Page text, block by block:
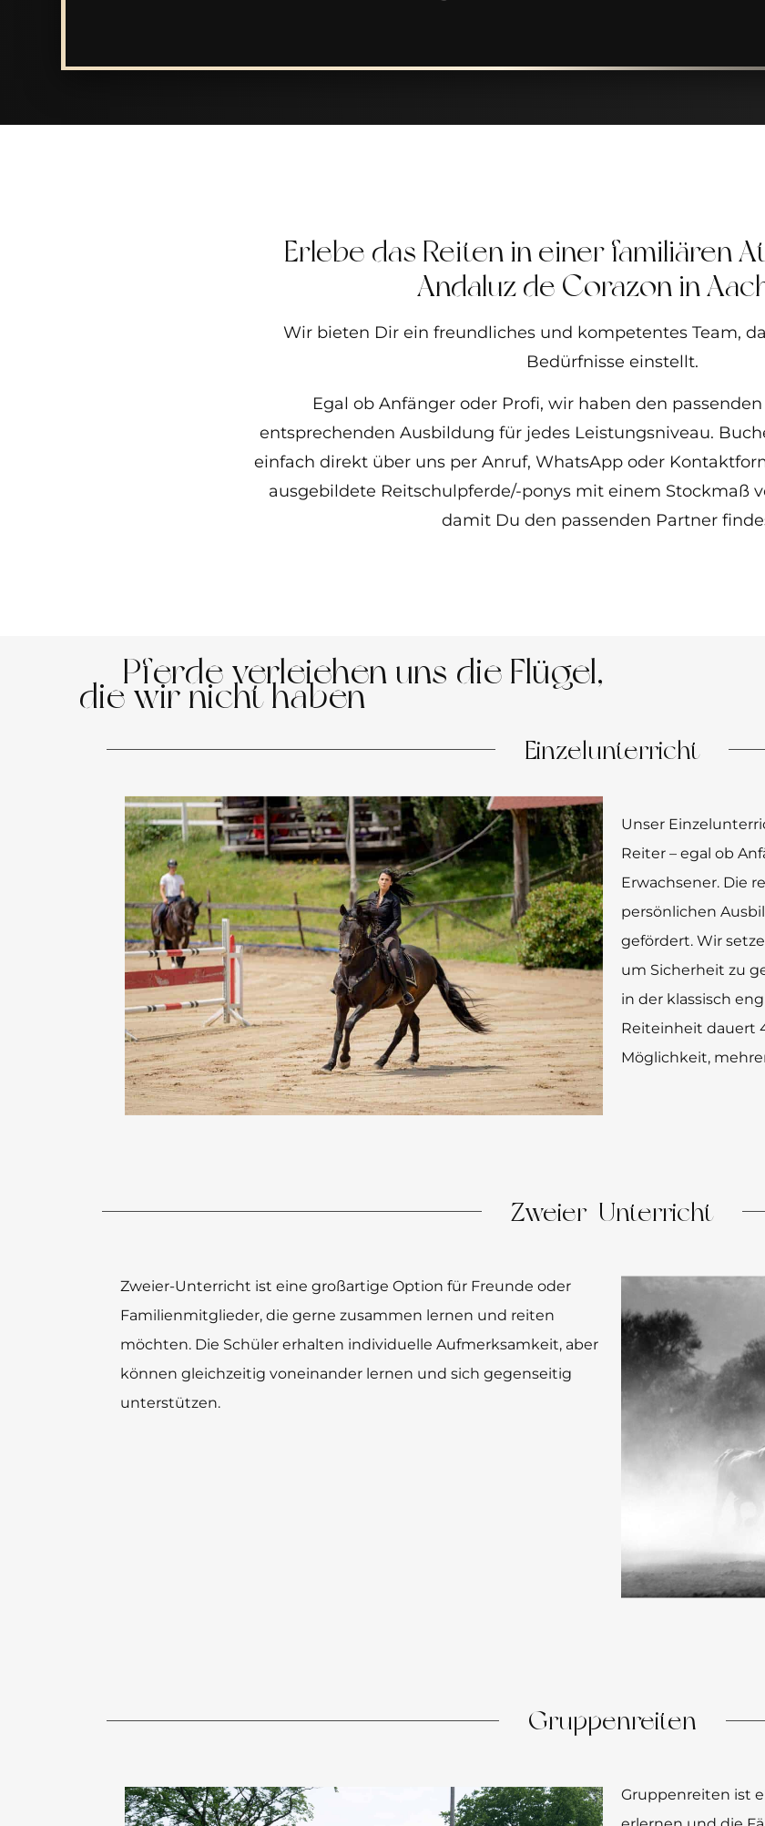
Erlebe das Reiten in einer familiären
Andaluz de Corazon in
Wir bieten Dir ein freundliches und kompetentes Team,
Bedürfnisse einstellt.
Egal ob Anfänger oder Profi, wir haben den
entsprechenden Ausbildung für jedes Leistungsniveau.
einfach direkt über uns per Anruf, WhatsApp oder
ausgebildete Reitschulpferde/-ponys mit einem Stockmaß
damit Du den passenden Partner
Pferde verleiehen uns die Flügel,
die wir nicht haben
Einzelunterricht
Unser
Reiter – egal ob
Erwachsener. Die
persönlichen
gefördert. Wir
um Sicherheit zu
in der klassisch
Reiteinheit dauert
Möglichkeit,
Zweier-Unterricht
Zweier-Unterricht ist eine großartige Option für Freunde oder
Familienmitglieder, die gerne zusammen lernen und reiten
möchten. Die Schüler erhalten individuelle Aufmerksamkeit, aber
können gleichzeitig voneinander lernen und sich gegenseitig
unterstützen.
Gruppenreiten
Gruppenreiten ist